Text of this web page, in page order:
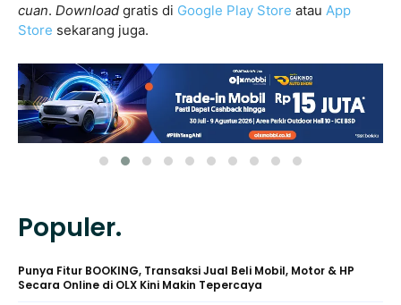
cuan. Download gratis di Google Play Store atau App
Store sekarang juga.
Populer.
Punya Fitur BOOKING, Transaksi Jual Beli Mobil, Motor & HP
Secara Online di OLX Kini Makin Tepercaya